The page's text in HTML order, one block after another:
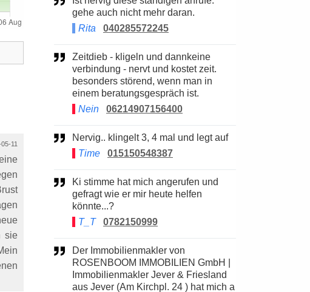
11
sie
gehe auch nicht mehr daran.
Rita
040285572245
Zeitdieb - kligeln und dannkeine
verbindung - nervt und kostet zeit.
besonders störend, wenn man in
einem beratungsgespräch ist.
Nein
06214907156400
Nervig.. klingelt 3, 4 mal und legt auf
Time
015150548387
Ki stimme hat mich angerufen und
gefragt wie er mir heute helfen
könnte...?
T_T
0782150999
Der Immobilienmakler von
ROSENBOOM IMMOBILIEN GmbH |
Immobilienmakler Jever & Friesland
aus Jever (Am Kirchpl. 24 ) hat mich a